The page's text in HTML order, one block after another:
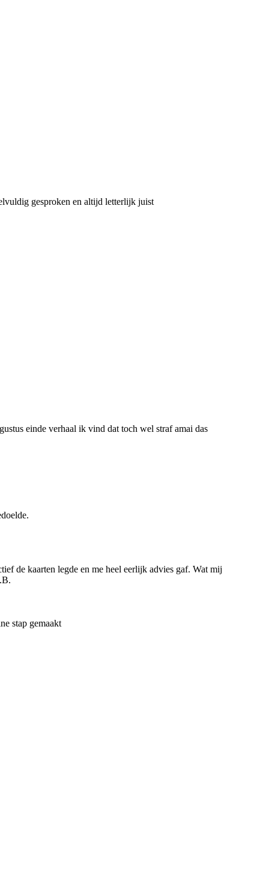
gesproken en altijd letterlijk juist
einde verhaal ik vind dat toch wel straf amai das
de kaarten legde en me heel eerlijk advies gaf. Wat mij
stap gemaakt